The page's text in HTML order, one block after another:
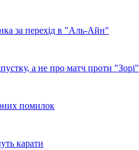
за перехід в "Аль-Айн"
а не про матч проти "Зорі"
помилок
карати